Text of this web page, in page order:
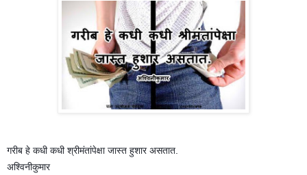
गरीब हे कधी कधी श्रीमंतांपेक्षा जास्त हुशार असतात.
अश्विनीकुमार